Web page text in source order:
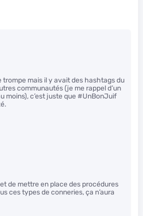
trompe mais il y avait des hashtags du
communautés (je me rappel d’un
moins), c’est juste que #UnBonJuif
de mettre en place des procédures
ces types de conneries, ça n’aura